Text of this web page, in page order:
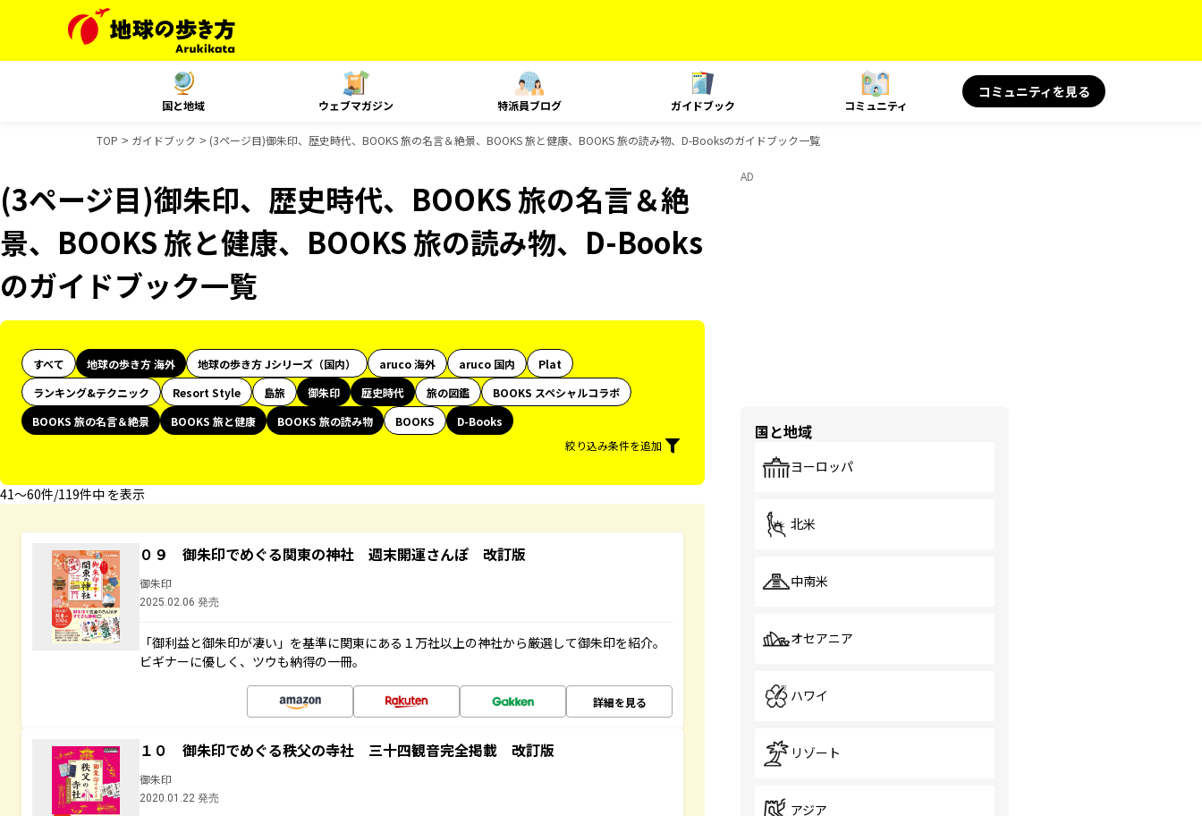
国と地域 ウェブマガジン 特派員ブログ ガイドブック コミュニティ
コミュニティを見る
TOP ガイドブック (3ページ目)御朱印、歴史時代、BOOKS 旅の名言＆絶景、BOOKS 旅と健康、BOOKS 旅の読み物、D-Booksのガイドブック一覧
(3ページ目)御朱印、歴史時代、BOOKS 旅の名言＆絶
景、BOOKS 旅と健康、BOOKS 旅の読み物、D-Books
のガイドブック一覧
すべて 地球の歩き方 海外 地球の歩き方 Jシリーズ（国内） aruco 海外 aruco 国内
Plat
ランキング&テクニック
Resort Style 島旅 御朱印 歴史時代 旅の図鑑
BOOKS スペシャルコラボ
BOOKS 旅の名言＆絶景
BOOKS 旅と健康 BOOKS 旅の読み物 BOOKS
D-Books
絞り込み条件を追加
41〜60件/119件中 を表示
０９ 御朱印でめぐる関東の神社 週末開運さんぽ 改訂版
御朱印
2025.02.06 発売
「御利益と御朱印が凄い」を基準に関東にある１万社以上の神社から厳選して御朱印を紹介。
ビギナーに優しく、ツウも納得の一冊。
詳細を見る
１０ 御朱印でめぐる秩父の寺社 三十四観音完全掲載 改訂版
御朱印
2020.01.22 発売
AD
国と地域
ヨーロッパ
北米
中南米
オセアニア
ハワイ
リゾート
アジア